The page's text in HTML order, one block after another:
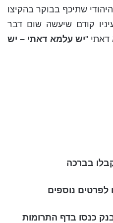
שתיכף בבוקר בהקיצו
קודם שיעשה שום דבר
דאתי "יש עלמא דאתי – יש
בברכה
כנסו בדף התרומות